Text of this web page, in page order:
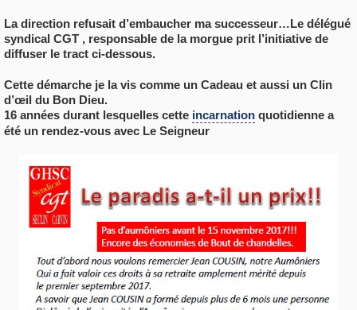
La direction refusait d’embaucher ma successeur…Le délégué
syndical CGT , responsable de la morgue prit l’initiative de
diffuser le tract ci-dessous.
Cette démarche je la vis comme un Cadeau et aussi un Clin
d’œil du Bon Dieu.
16 années durant lesquelles cette incarnation quotidienne a
été un rendez-vous avec Le Seigneur